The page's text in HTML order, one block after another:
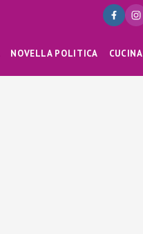
NOVELLA POLITICA CUCINA